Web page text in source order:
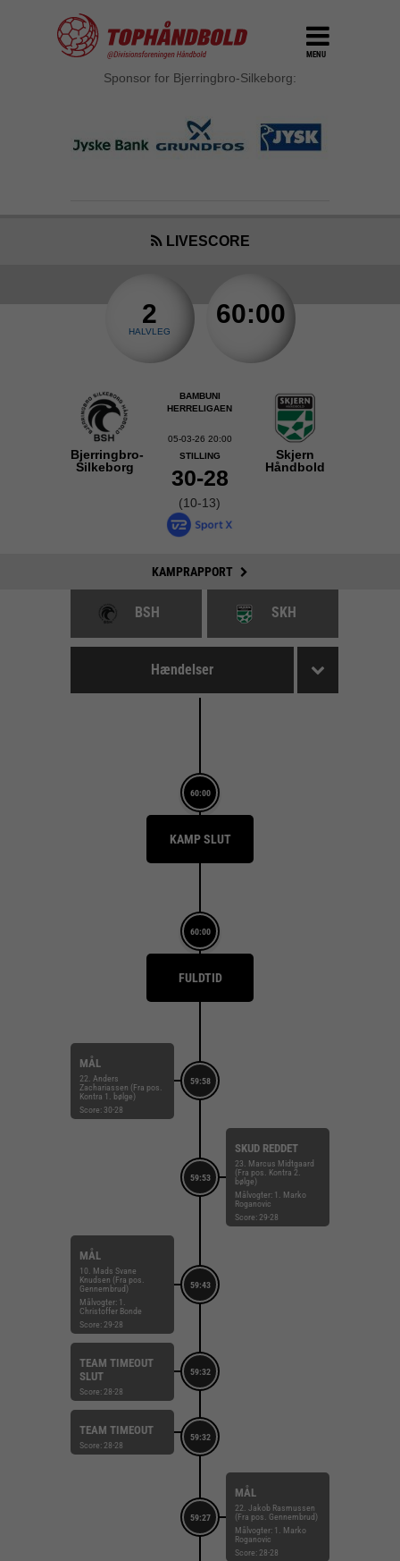
MENU
Sponsor for Bjerringbro-Silkeborg:
LIVESCORE
2
HALVLEG
60:00
Bjerringbro-
Silkeborg
BAMBUNI
HERRELIGAEN
05-03-26 20:00
STILLING
30-28
(10-13)
Skjern
Håndbold
KAMPRAPPORT
BSH SKH
Hændelser
60:00
KAMP SLUT
60:00
FULDTID
59:58
MÅL
22. Anders
Zachariassen (Fra pos.
Kontra 1. bølge)
Score: 30-28
59:53
SKUD REDDET
23. Marcus Midtgaard
(Fra pos. Kontra 2.
bølge)
Målvogter: 1. Marko
Roganovic
Score: 29-28
59:43
MÅL
10. Mads Svane
Knudsen (Fra pos.
Gennembrud)
Målvogter: 1.
Christoffer Bonde
Score: 29-28
59:32
TEAM TIMEOUT
SLUT
Score: 28-28
59:32
TEAM TIMEOUT
Score: 28-28
59:27
MÅL
22. Jakob Rasmussen
(Fra pos. Gennembrud)
Målvogter: 1. Marko
Roganovic
Score: 28-28